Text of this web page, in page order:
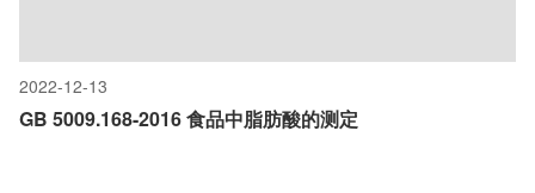
2022-12-13
GB 5009.168-2016 食品中脂肪酸的测定